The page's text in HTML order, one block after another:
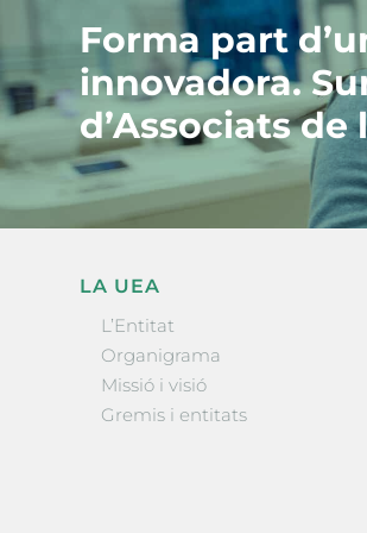
Forma part
innovadora.
d’Associats de
LA UEA
L’Entitat
Organigrama
Missió i visió
Gremis i entitats